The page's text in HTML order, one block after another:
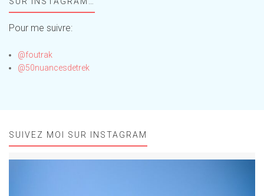
!
Pour me suivre:
@foutrak
@50nuancesdetrek
SUIVEZ MOI SUR INSTAGRAM